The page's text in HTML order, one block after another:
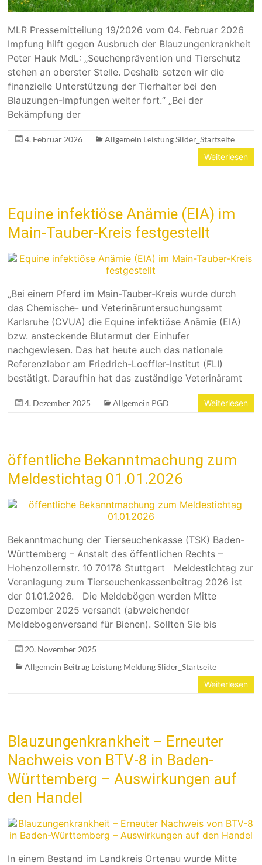
MLR Pressemitteilung 19/2026 vom 04. Februar 2026
Impfung hilft gegen Ausbruch der Blauzungenkrankheit
Peter Hauk MdL: „Seuchenprävention und Tierschutz
stehen an oberster Stelle. Deshalb setzen wir die
finanzielle Unterstützung der Tierhalter bei den
Blauzungen-Impfungen weiter fort.“ „Bei der
Bekämpfung der
4. Februar 2026
Allgemein Leistung Slider_Startseite
Weiterlesen
Equine infektiöse Anämie (EIA) im
Main-Tauber-Kreis festgestellt
„Bei einem Pferd im Main-Tauber-Kreis wurde durch
das Chemische- und Veterinäruntersuchungsamt
Karlsruhe (CVUA) die Equine infektiöse Anämie (EIA)
bzw. ansteckende Blutarmut der Einhufer
nachgewiesen. Das hat heute auch das nationale
Referenzlabor am Friedrich-Loeffler-Institut (FLI)
bestätigt. Daraufhin hat das zuständige Veterinäramt
4. Dezember 2025 Allgemein PGD Weiterlesen
öffentliche Bekanntmachung zum
Meldestichtag 01.01.2026
Bekanntmachung der Tierseuchenkasse (TSK) Baden-
Württemberg – Anstalt des öffentlichen Rechts –
Hohenzollernstr. 10 70178 Stuttgart Meldestichtag zur
Veranlagung zum Tierseuchenkassenbeitrag 2026 ist
der 01.01.2026. Die Meldebögen werden Mitte
Dezember 2025 versandt (abweichender
Meldebogenversand für Bienen). Sollten Sie bis
20. November 2025
Allgemein Beitrag Leistung Meldung Slider_Startseite
Weiterlesen
Blauzungenkrankheit – Erneuter
Nachweis von BTV-8 in Baden-
Württemberg – Auswirkungen auf
den Handel
In einem Bestand im Landkreis Ortenau wurde Mitte